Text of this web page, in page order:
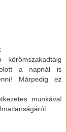
a napnál is
Márpedig ez
munkával